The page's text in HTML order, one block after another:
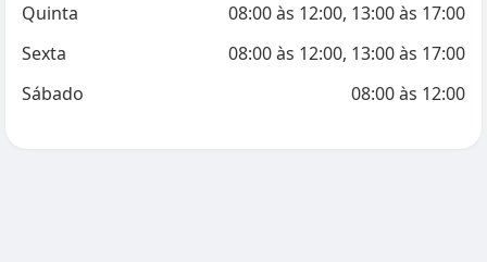
Quinta
08:00às 12:00, 13:00às 17:00
Sexta
08:00às 12:00, 13:00às 17:00
Sábado
08:00às 12:00